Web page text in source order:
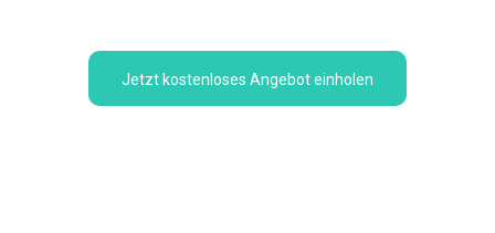
Jetzt kostenloses Angebot einholen